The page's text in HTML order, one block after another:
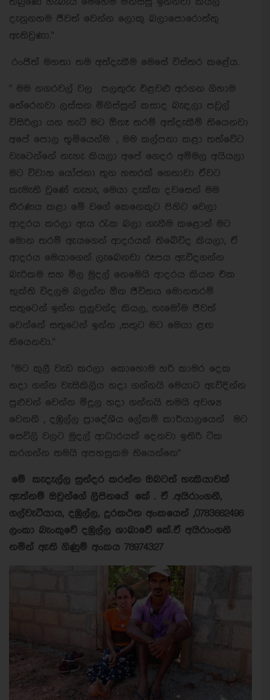
දැනුනහම ජීවත් වෙන්න ලොකු බලාපොරොත්තු
ඇතිවුණා."
රංජිත් මහතා තම අත්දැකීම මෙසේ විස්තර කළේය.
" මම නගරවල් වල පලතුරු එළවළු අරගන ගිහාම
තේරෙනවා ලස්සන මිනිස්සුන් කසාද බැඳලා පවුල්
විසිරිලා යන හැටි මට ඕනෑ තරම් අත්දැකීම් තියෙනවා
අපේ පොල භූමියෙන්ම , මම කල්පනා කළා තත්වේට
වැටෙන්නේ නැහැ කියලා අපේ ගෙදර අම්මල අයියලා
මට විවාහ යෝජනා තුන හතරක් ගෙනාවා ඒවට
කැමැති වුණේ නැහැ, මෙයා දැක්ක දවසෙන් මම
තීරණය කළා මේ වගේ කෙනෙකුට පිහිට වෙලා
ආදරය කරලා ඇය රැක බලා ගැනීම කළොත් මට
මොන තරම් ඇයගෙන් ආදරයක් තිබේවිද කියලා, ඒ
ආදරය මෙයාගෙන් ලැබෙනවා රූපය ඇවිදගන්න
බැරිකම සහ මිල මුදල් නෙමෙයි ආදරය කියන එක
භුක්ති විදලම බලන්න ඕන ජීවිතය මොනතරම්
සතුටෙන් ඉන්න පුලුවන්ද කියල, හැමෝම ජීවත්
වෙන්නේ සතුටෙන් ඉන්න ,සතුට මට මෙයා ළඟ
තියෙනවා."
"මට කුලී වැඩ කරලා කොහොම හරි කාමර දෙක
හදා ගන්න වැසිකිලිය හදා ගන්නයි මෙයාට ඇවිදින්න
පුළුවන් වෙන්න මිදුල හදා ගන්නයි තමයි අවශ්‍ය
වෙනනී , දඹුල්ල ප්‍රාදේශීය ලේකම් කාර්යාලයෙන් මට
සෙවිලි වලට මුදල් ආධාරයක් දෙනවා ඉතිරි ටික
කරගන්න තමයි අපහසුකම තියෙන්නෙ"
මේ කැදැල්ල සුන්දර කරන්න ඔබටත් හැකියාවක්
ඇත්නම් ඔවුන්ගේ ලිපිනයේ කේ . ඒ .අයිරාංගනී,
ගල්වැටියාය, දඹුල්ල, දුරකථන අංකයෙන් ,0783662496
ලංකා බැංකුවේ දඹුල්ල ශාඛාවේ කේ.ඒ අයිරාංගනී
නමින් ඇති ගිණුම් අංකය 78974327